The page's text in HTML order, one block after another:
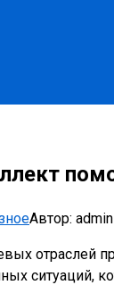
Автор: admin
ситуаций,